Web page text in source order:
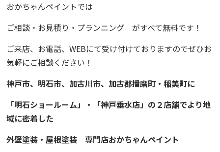
おかちゃんペイントでは
ご相談・お見積り・プランニング
がすべて無料です！
ご来店、お電話、WEBにて受け付けておりますのでぜひお
気軽にご相談ください！
神戸市、明石市、加古川市、 加古郡播磨町・稲美町に
「明石ショールーム」・「神戸垂水店」の２店舗でより地
域に密着した
外壁塗装・屋根塗装専門店おかちゃんペイント